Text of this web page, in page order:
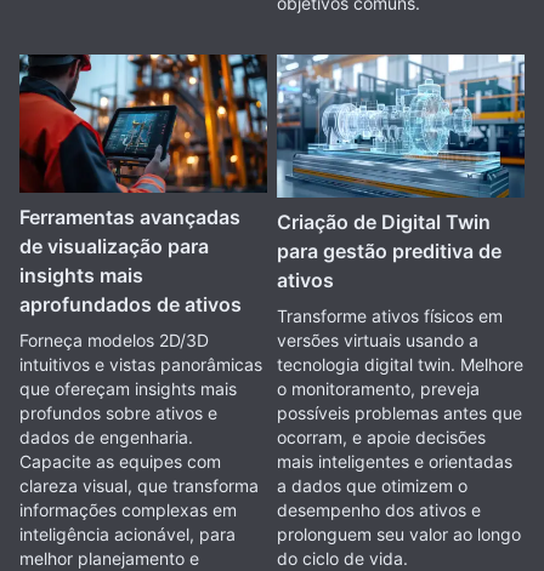
Ferramentas avançadas
de visualização para
insights mais
aprofundados de ativos
Forneça modelos 2D/3D
intuitivos e vistas panorâmicas
que ofereçam insights mais
profundos sobre ativos e
dados de engenharia.
Capacite as equipes com
clareza visual, que transforma
informações complexas em
inteligência acionável, para
melhor planejamento e
Criação de Digital Twin
para gestão preditiva de
ativos
Transforme ativos físicos em
versões virtuais usando a
tecnologia digital twin. Melhore
o monitoramento, preveja
possíveis problemas antes que
ocorram, e apoie decisões
mais inteligentes e orientadas
a dados que otimizem o
desempenho dos ativos e
prolonguem seu valor ao longo
do ciclo de vida.